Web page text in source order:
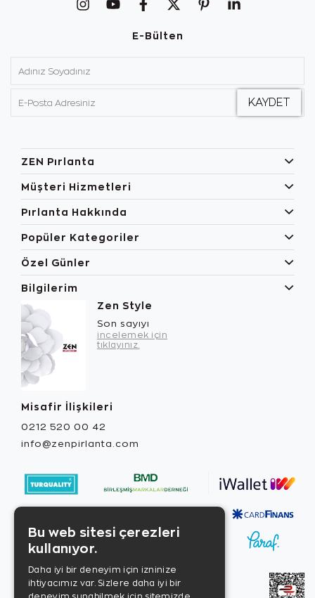
E-Bülten
ZEN Pırlanta
Müşteri Hizmetleri
Pırlanta Hakkında
Popüler Kategoriler
Özel Günler
Bilgilerim
Zen Style
Son sayıyı
incelemek için
tıklayınız.
Misafir İlişkileri
0212 520 00 42
info@zenpirlanta.com
Bu web sitesi çerezleri
kullanıyor.
Daha iyi bir deneyim için izninize
ihtiyacımız var. Sizlere daha iyi bir